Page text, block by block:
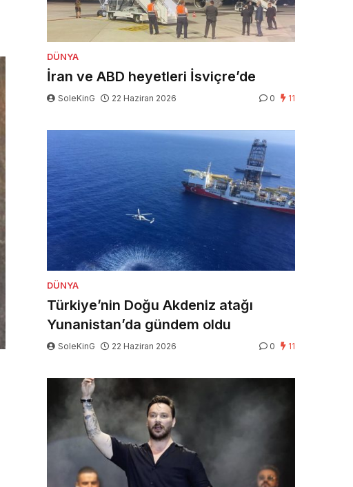
DÜNYA
İran ve ABD heyetleri İsviçre’de
SoleKinG 22 Haziran 2026 0 11
DÜNYA
Türkiye’nin Doğu Akdeniz atağı
Yunanistan’da gündem oldu
SoleKinG 22 Haziran 2026 0 11